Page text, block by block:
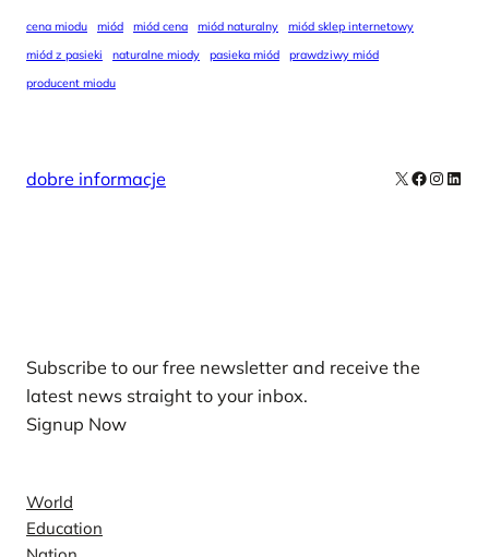
cena miodu miód miód cena miód naturalny
miód sklep internetowy
miód z pasieki
naturalne miody pasieka miód
prawdziwy miód
producent miodu
dobre informacje X Facebook
Subscribe to our free newsletter and receive the
latest news straight to your inbox.
Signup Now
World
Education